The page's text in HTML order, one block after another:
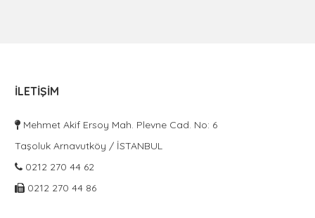
İLETIŞIM
Mehmet Akif Ersoy Mah. Plevne Cad. No: 6
Taşoluk Arnavutköy / İSTANBUL
0212 270 44 62
0212 270 44 86